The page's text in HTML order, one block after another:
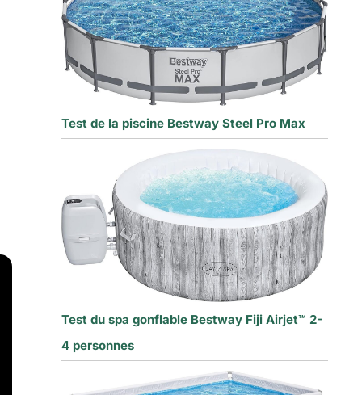
Test de la piscine Bestway Steel Pro Max
Test du spa gonflable Bestway Fiji Airjet™ 2-
4 personnes